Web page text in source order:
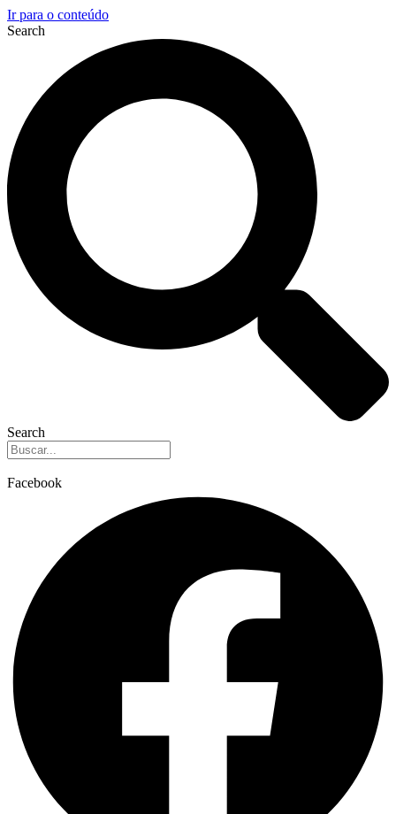
Ir para o conteúdo
Search
Search
Facebook